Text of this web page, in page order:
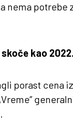
nema
kao 2022.
porast cena